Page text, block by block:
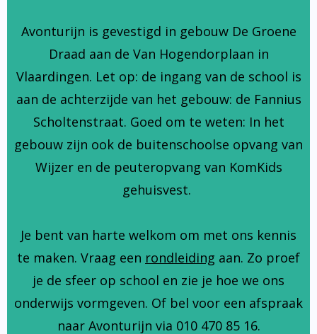
Avonturijn is gevestigd in gebouw De Groene
Draad aan de Van Hogendorplaan in
Vlaardingen. Let op: de ingang van de school is
aan de achterzijde van het gebouw: de Fannius
Scholtenstraat. Goed om te weten: In het
gebouw zijn ook de buitenschoolse opvang van
Wijzer en de peuteropvang van KomKids
gehuisvest.
Je bent van harte welkom om met ons kennis
te maken. Vraag een rondleiding aan. Zo proef
je de sfeer op school en zie je hoe we ons
onderwijs vormgeven. Of bel voor een afspraak
naar Avonturijn via 010 470 85 16.